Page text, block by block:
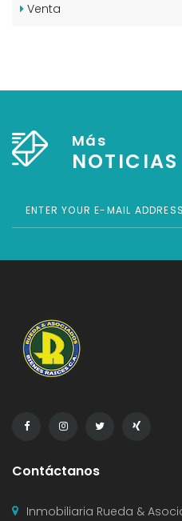
Venta
Más
Contáctanos
Inmobiliaria Rueda &